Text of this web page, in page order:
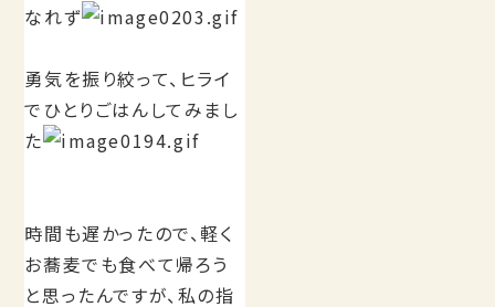
なれず
勇気を振り絞って、ヒライ
でひとりごはんしてみまし
た
時間も遅かったので、軽く
お蕎麦でも食べて帰ろう
と思ったんですが、私の指